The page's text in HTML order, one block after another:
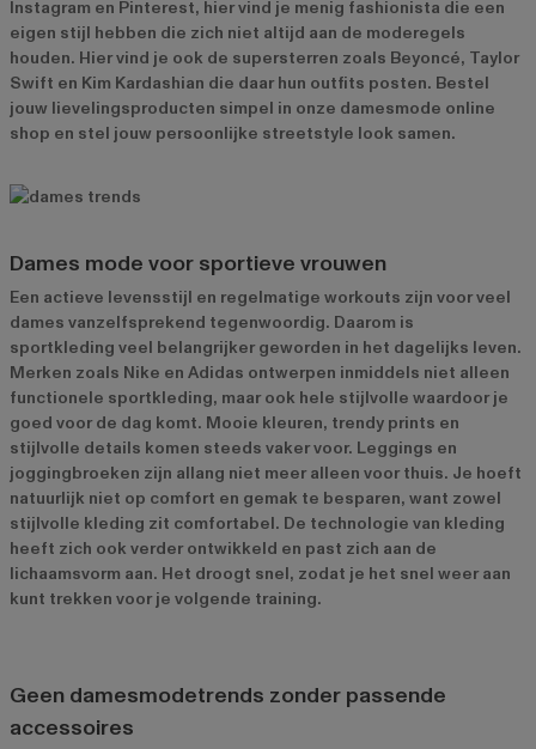
Instagram en Pinterest, hier vind je menig fashionista die een
eigen stijl hebben die zich niet altijd aan de moderegels
houden. Hier vind je ook de supersterren zoals Beyoncé, Taylor
Swift en Kim Kardashian die daar hun outfits posten. Bestel
jouw lievelingsproducten simpel in onze damesmode online
shop en stel jouw persoonlijke streetstyle look samen.
Dames mode voor sportieve vrouwen
Een actieve levensstijl en regelmatige workouts zijn voor veel
dames vanzelfsprekend tegenwoordig. Daarom is
sportkleding veel belangrijker geworden in het dagelijks leven.
Merken zoals Nike en Adidas ontwerpen inmiddels niet alleen
functionele sportkleding, maar ook hele stijlvolle waardoor je
goed voor de dag komt. Mooie kleuren, trendy prints en
stijlvolle details komen steeds vaker voor. Leggings en
joggingbroeken zijn allang niet meer alleen voor thuis. Je hoeft
natuurlijk niet op comfort en gemak te besparen, want zowel
stijlvolle kleding zit comfortabel. De technologie van kleding
heeft zich ook verder ontwikkeld en past zich aan de
lichaamsvorm aan. Het droogt snel, zodat je het snel weer aan
kunt trekken voor je volgende training.
Geen damesmodetrends zonder passende
accessoires